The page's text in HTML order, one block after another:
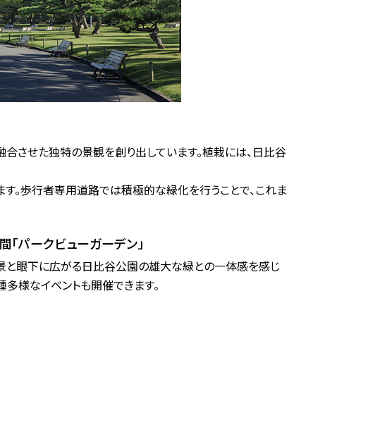
させた独特の景観を創り出しています。植栽には、日比谷
。歩行者専用道路では積極的な緑化を行うことで、これま
「パークビューガーデン」
と眼下に広がる日比谷公園の雄大な緑との一体感を感じ
多様なイベントも開催できます。